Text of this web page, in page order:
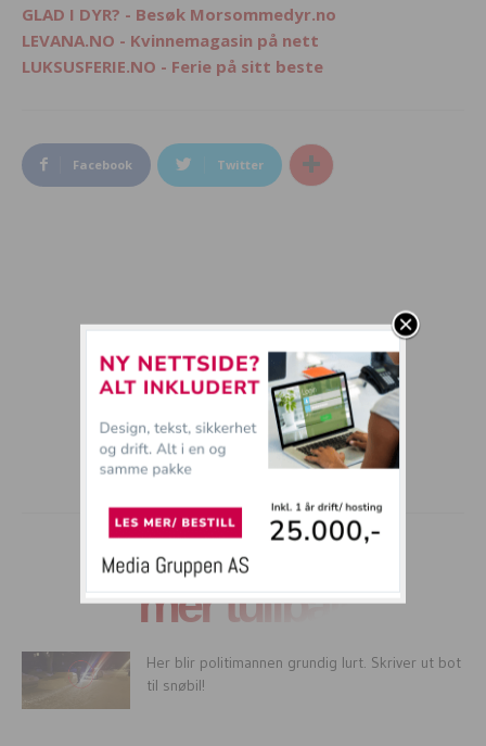
GLAD I DYR? - Besøk Morsommedyr.no
LEVANA.NO - Kvinnemagasin på nett
LUKSUSFERIE.NO - Ferie på sitt beste
Facebook Twitter
mer tullball
Her blir politimannen grundig lurt. Skriver ut bot
til snøbil!